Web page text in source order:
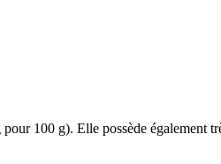
100 g). Elle possède